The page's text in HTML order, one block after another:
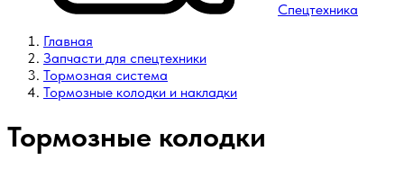
Спецтехника
Главная
Запчасти для спецтехники
Тормозная система
Тормозные колодки и накладки
Тормозные колодки